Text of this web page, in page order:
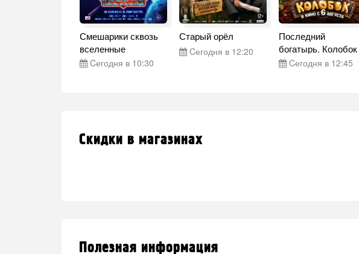
Смешарики сквозь
вселенные
Cегодня в 10:30
Старый орёл
Cегодня в 12:20
Последний
богатырь. Колобок
Cегодня в 12:45
Скидки в магазинах
Полезная информация